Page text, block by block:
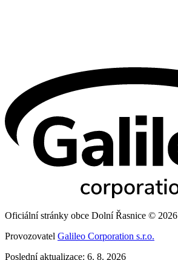
Oficiální stránky obce Dolní Řasnice © 2026
Provozovatel Galileo Corporation s.r.o.
Poslední aktualizace: 6. 8. 2026